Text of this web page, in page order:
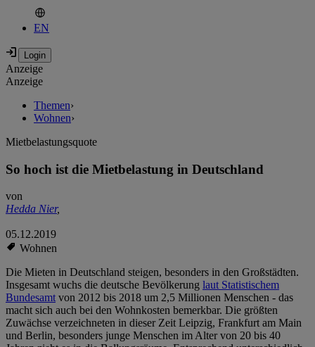
EN
Anzeige
Anzeige
Themen›
Wohnen›
Mietbelastungsquote
So hoch ist die Mietbelastung in Deutschland
von
Hedda Nier,
05.12.2019
Wohnen
Die Mieten in Deutschland steigen, besonders in den Großstädten.
Insgesamt wuchs die deutsche Bevölkerung laut Statistischem
Bundesamtvon 2012 bis 2018 um 2,5 Millionen Menschen - das
macht sich auch bei den Wohnkosten bemerkbar. Die größten
Zuwächse verzeichneten in dieser Zeit Leipzig, Frankfurt am Main
und Berlin, besonders junge Menschen im Alter von 20 bis 40